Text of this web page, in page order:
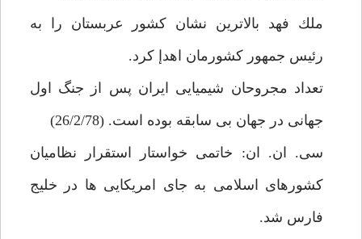
ملك فهد بالاترين نشان كشور عربستان را به
رئيس جمهور كشورمان اهدإ كرد.
تعداد مجروحان شيميايى ايران پس از جنگ اول
جهانى در جهان بى سابقه بوده است. (26/2/78)
سى. ان. ان: خاتمى خواستار استقرار نظاميان
كشورهاى اسلامى به جاى امريكايى ها در خليج
فارس شد.